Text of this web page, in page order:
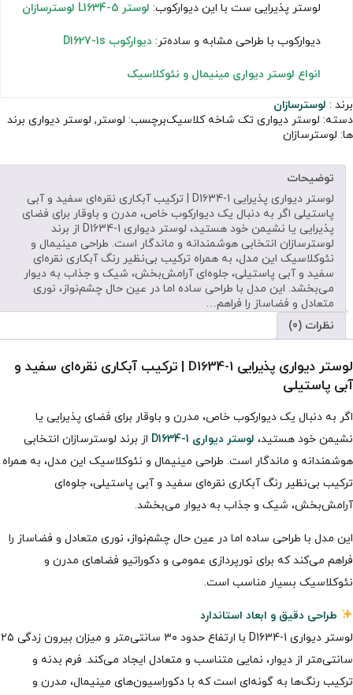
لوستر پذیرایی ست با این دیوارکوب: لوستر L1634-5 لوسترسازان
دیوارکوب با طراحی مشابه و ساده‌تر: دیوارکوب D1627-1s
انواع لوستر دیواری مینیمال و نئوکلاسیک
برند : لوسترسازان
دسته: لوستر دیواری تک شاخه کلاسیکبرچسب: لوستر, لوستر دیواری برند
ها: لوسترسازان
توضیحات
لوستر دیواری پذیرایی D1634-1 | ترکیب آبکاری نقره‌ای سفید و آبی
پاستیلی اگر به دنبال یک دیوارکوب خاص، مدرن و باوقار برای فضای
پذیرایی یا نشیمن خود هستید، لوستر دیواری D1634-1 از برند
لوسترسازان انتخابی هوشمندانه و ماندگار است. طراحی مینیمال و
نئوکلاسیک این مدل، به همراه ترکیب بی‌نظیر رنگ آبکاری نقره‌ای
سفید و آبی پاستیلی، جلوه‌ای آرامش‌بخش، شیک و جذاب به دیوار
می‌بخشد. این مدل با طراحی ساده اما در عین حال چشم‌نواز، نوری
متعادل و فضاساز را فراهم…
نظرات (0)
لوستر دیواری پذیرایی D1634-1 | ترکیب آبکاری نقره‌ای سفید و
آبی پاستیلی
اگر به دنبال یک دیوارکوب خاص، مدرن و باوقار برای فضای پذیرایی یا
نشیمن خود هستید، لوستر دیواری D1634-1
از برند لوسترسازان انتخابی
هوشمندانه و ماندگار است. طراحی مینیمال و نئوکلاسیک این مدل، به همراه
ترکیب بی‌نظیر رنگ آبکاری نقره‌ای سفید و آبی پاستیلی، جلوه‌ای
آرامش‌بخش، شیک و جذاب به دیوار می‌بخشد.
این مدل با طراحی ساده اما در عین حال چشم‌نواز، نوری متعادل و فضاساز را
فراهم می‌کند که برای نورپردازی عمومی و دکوراتیو فضاهای مدرن و
نئوکلاسیک بسیار مناسب است.
طراحی دقیق و ابعاد استاندارد
لوستر دیواری D1634-1 با ارتفاع حدود ۳۰ سانتی‌متر و میزان بیرون زدگی ۲۵
سانتی‌متر از دیوار، نمایی متناسب و متعادل ایجاد می‌کند. فرم بدنه و
ترکیب رنگ‌ها به گونه‌ای است که با دکوراسیون‌های مینیمال، مدرن و